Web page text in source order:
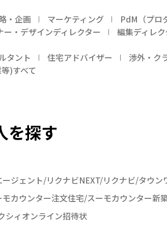
・企画 マーケティング
PdM（プロ
ー・デザインディレクター
編集ディレク
タント 住宅アドバイザー 渉外・ク
)すべて
を探す
ージェント/リクナビNEXT/リクナビ/タウ
カウンター注文住宅/スーモカウンター新
シィオンライン招待状